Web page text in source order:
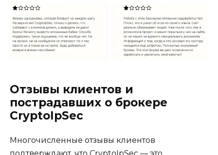
Отзывы клиентов и
пострадавших о брокере
CryptoIpSec
Многочисленные отзывы клиентов